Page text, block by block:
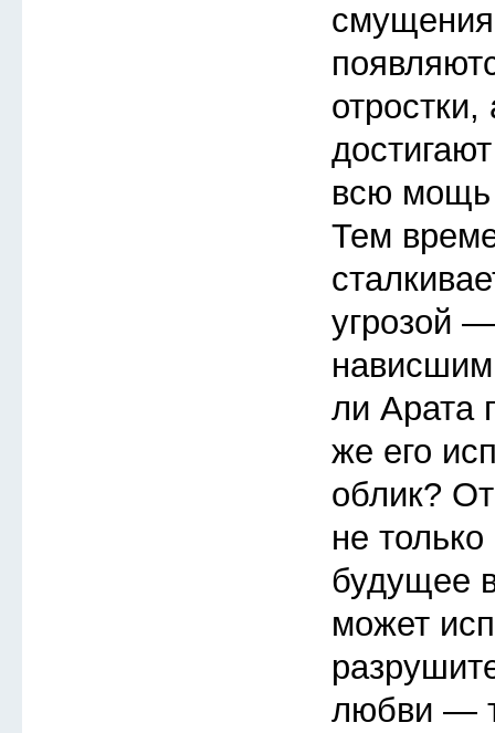
всю мощь
Тем
угрозой
ли Арата
же его
облик?
не
будущее
может
любви —